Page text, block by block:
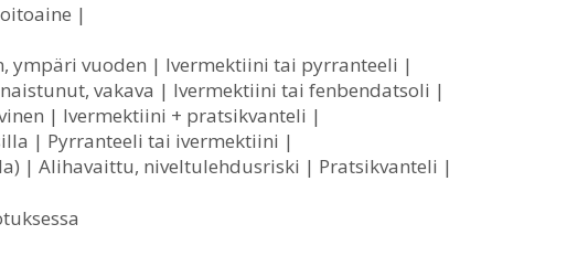
|
ympäri vuoden | Ivermektiini tai pyrranteeli |
vakava | Ivermektiini tai fenbendatsoli |
| Ivermektiini + pratsikvanteli |
| Pyrranteeli tai ivermektiini |
| Alihavaittu, niveltulehdusriski | Pratsikvanteli |